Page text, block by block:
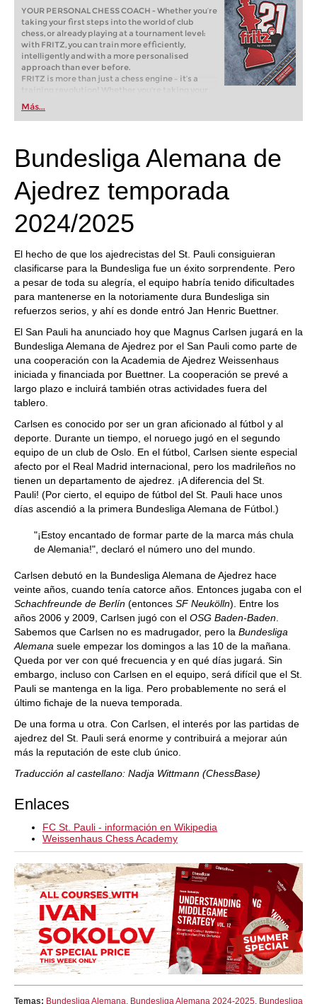
YOUR PERSONAL CHESS COACH - Whether you’re
taking your first steps into the world of club
chess, or already playing at a tournament level:
with FRITZ, you can train more efficiently,
intelligently and with a more personalised
approach than ever before.
FRITZ is more than just a chess engine – it’s a
training revolution! Whether you’re taking your
first steps into the world of club chess, or already
playing at a tournament level: with FRITZ, you can
train more efficiently, intelligently and with a
Más...
Bundesliga Alemana de
Ajedrez temporada
2024/2025
El hecho de que los ajedrecistas del St. Pauli consiguieran
clasificarse para la Bundesliga fue un éxito sorprendente. Pero
a pesar de toda su alegría, el equipo habría tenido dificultades
para mantenerse en la notoriamente dura Bundesliga sin
refuerzos serios, y ahí es donde entró Jan Henric Buettner.
El San Pauli ha anunciado hoy que Magnus Carlsen jugará en la
Bundesliga Alemana de Ajedrez por el San Pauli como parte de
una cooperación con la Academia de Ajedrez Weissenhaus
iniciada y financiada por Buettner. La cooperación se prevé a
largo plazo e incluirá también otras actividades fuera del
tablero.
Carlsen es conocido por ser un gran aficionado al fútbol y al
deporte. Durante un tiempo, el noruego jugó en el segundo
equipo de un club de Oslo. En el fútbol, Carlsen siente especial
afecto por el Real Madrid internacional, pero los madrileños no
tienen un departamento de ajedrez. ¡A diferencia del St.
Pauli! (Por cierto, el equipo de fútbol del St. Pauli hace unos
días ascendió a la primera Bundesliga Alemana de Fútbol.)
"¡Estoy encantado de formar parte de la marca más chula
de Alemania!", declaró el número uno del mundo.
Carlsen debutó en la Bundesliga Alemana de Ajedrez hace
veinte años, cuando tenía catorce años. Entonces jugaba con el
Schachfreunde de Berlín (entonces SF Neukölln). Entre los
años 2006 y 2009, Carlsen jugó con el OSG Baden-Baden
Sabemos que Carlsen no es madrugador, pero la Bundesliga
Alemana suele empezar los domingos a las 10 de la mañana.
Queda por ver con qué frecuencia y en qué días jugará. Sin
embargo, incluso con Carlsen en el equipo, será difícil que el St.
Pauli se mantenga en la liga. Pero probablemente no será el
último fichaje de la nueva temporada.
De una forma u otra. Con Carlsen, el interés por las partidas de
ajedrez del St. Pauli será enorme y contribuirá a mejorar aún
más la reputación de este club único.
Traducción al castellano: Nadja Wittmann (ChessBase)
Enlaces
FC St. Pauli - información en Wikipedia
Weissenhaus Chess Academy
Temas: Bundesliga Alemana, Bundesliga Alemana 2024-2025, Bundesliga